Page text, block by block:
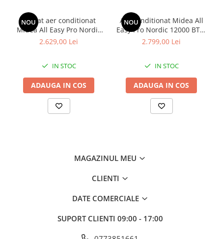
NOU
Aparat aer conditionat
Midea All Easy Pro Nordic
9000 BTU
2.629,00 Lei
IN STOC
ADAUGA IN COS
NOU
Aer conditionat Midea All
Easy Pro Nordic 12000 BTU,
Inverter, Clasa A+++,
2.799,00 Lei
IN STOC
ADAUGA IN COS
MAGAZINUL MEU
CLIENTI
DATE COMERCIALE
SUPORT CLIENTI 09:00 - 17:00